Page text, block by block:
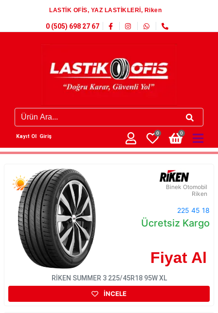
LASTİK OFİS, YAZ LASTİKLERİ, Riken
0 (505) 698 27 67
Kayıt Ol Giriş
0 0
Binek Otomobil
Riken
225 45 18
Ücretsiz Kargo
Fiyat Al
RİKEN SUMMER 3 225/45R18 95W XL
İNCELE